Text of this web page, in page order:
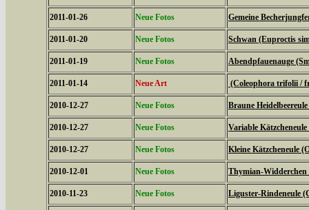
2011-01-26 Neue Fotos Gemeine
2011-01-20 Neue Fotos Schwan (Euproctis
2011-01-19 Neue Fotos Abendpfauenauge
2011-01-14 Neue Art (Coleophora trifolii /
2010-12-27 Neue Fotos Braune
2010-12-27 Neue Fotos Variable
2010-12-27 Neue Fotos Kleine Kätzcheneule
2010-12-01 Neue Fotos Thymian-
2010-11-23 Neue Fotos Liguster-Rindeneule